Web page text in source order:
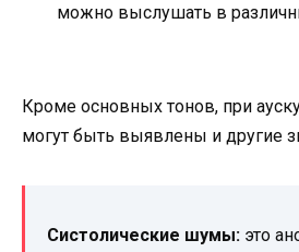
можно выслушать в
Кроме основных тонов, при
могут быть выявлены и другие
Систолические шумы: это